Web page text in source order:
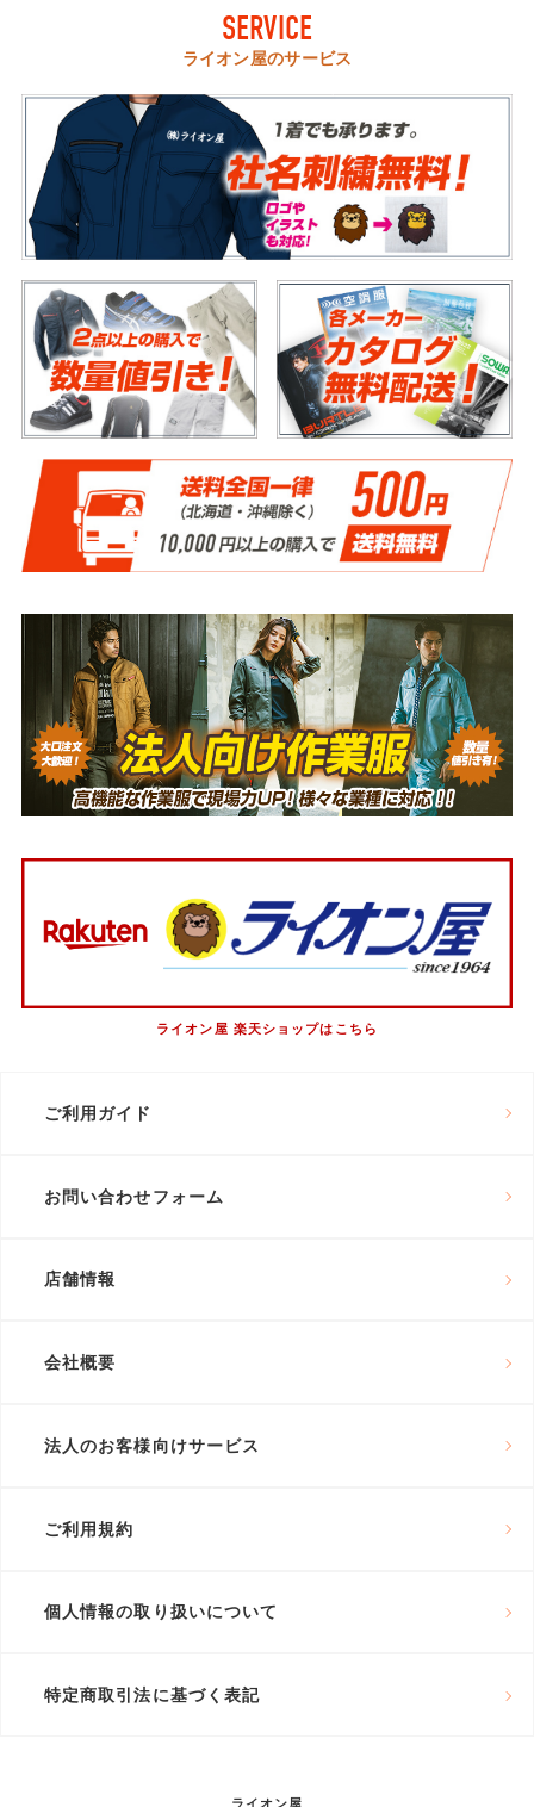
SERVICE
ライオン屋のサービス
ライオン屋 楽天ショップはこちら
ご利用ガイド
お問い合わせフォーム
店舗情報
会社概要
法人のお客様向けサービス
ご利用規約
個人情報の取り扱いについて
特定商取引法に基づく表記
ライオン屋